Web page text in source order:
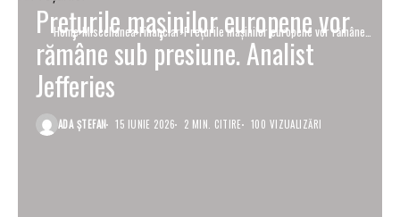
Home Miscellanea Financiar Prețurile mașinilor europene vor rămâne
sub presiune. Analist Jefferies
Prețurile mașinilor europene vor
rămâne sub presiune. Analist
Jefferies
ADA ȘTEFAN 15 IUNIE 2026 2 MIN. CITIRE 100 VIZUALIZĂRI